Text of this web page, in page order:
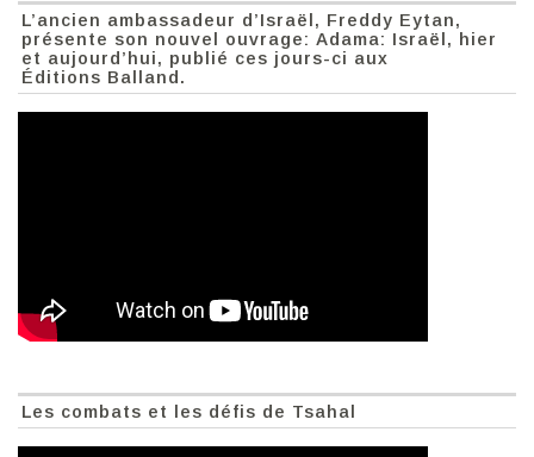
L’ancien ambassadeur d’Israël, Freddy Eytan,
présente son nouvel ouvrage: Adama: Israël, hier
et aujourd’hui, publié ces jours-ci aux
Éditions Balland.
Les combats et les défis de Tsahal